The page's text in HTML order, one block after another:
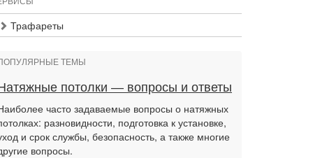
Трафареты
ТЕМЫ
потолки — вопросы и ответы
часто задаваемые вопросы о натяжных
разновидности, подготовка к установке,
и срок службы, безопасность, а также многие
вопросы.